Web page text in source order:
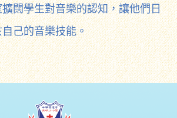
闊學生對音樂的認知，讓他們日
己的音樂技能。